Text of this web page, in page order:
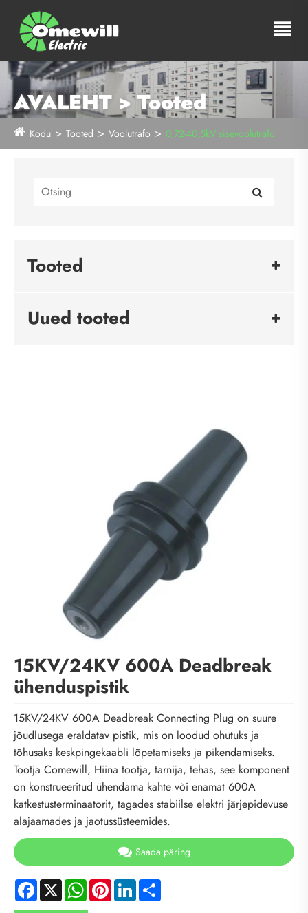
AVALEHT > Tooted
Kodu Tooted Voolutrafo 0,72-40,5kV sisevoolutrafo
Tooted
Uued tooted
15KV/24KV 600A Deadbreak
ühenduspistik
15KV/24KV 600A Deadbreak Connecting Plug on suure
jõudlusega eraldatav pistik, mis on loodud ohutuks ja
tõhusaks keskpingekaabli lõpetamiseks ja pikendamiseks.
Tootja Comewill, Hiina tootja, tarnija, tehas, see komponent
on konstrueeritud ühendama kahte või enamat 600A
katkestusterminaatorit, tagades stabiilse elektri järjepidevuse
alajaamades ja jaotussüsteemides.
Saada päring
Facebook
X WhatsApp
PinterestLinkedIn